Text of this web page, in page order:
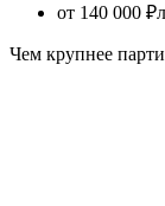
от 140 000 ₽
Чем крупнее